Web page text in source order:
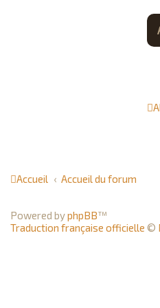
Accueil Accueil du forum
Powered byphpBB™
Traduction française officielle ©